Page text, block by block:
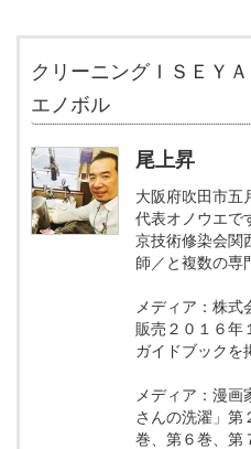
クリーニングＩＳＥＹ
エノボル
尾上昇
大阪府吹田市五
代表オノウエで
京技術修染会関
師／と複数の専
メディア：株式
販売２０１６年
ガイドブックを
メディア：漫画
さんの洗濯」第
巻、第６巻、第